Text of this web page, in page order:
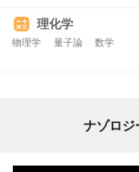
理化学
物理学 量子論 数学
ナゾロジ